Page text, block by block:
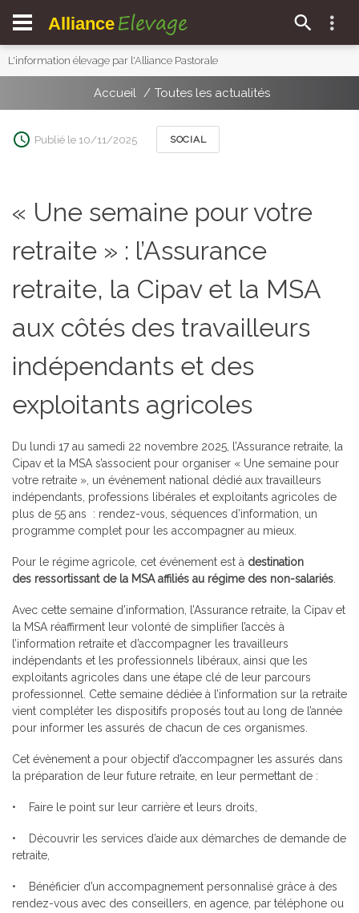
Alliance Elevage
L'information élevage par l'Alliance Pastorale
Accueil Toutes les actualités
Publié le 10/11/2025 SOCIAL
« Une semaine pour votre
retraite » : l’Assurance
retraite, la Cipav et la MSA
aux côtés des travailleurs
indépendants et des
exploitants agricoles
Du lundi 17 au samedi 22 novembre 2025, l’Assurance retraite, la
Cipav et la MSA s’associent pour organiser « Une semaine pour
votre retraite », un événement national dédié aux travailleurs
indépendants, professions libérales et exploitants agricoles de
plus de 55 ans : rendez-vous, séquences d’information, un
programme complet pour les accompagner au mieux.
Pour le régime agricole, cet événement est à destination
des ressortissant de la MSA affiliés au régime des non-salariés
Avec cette semaine d’information, l’Assurance retraite, la Cipav et
la MSA réaffirment leur volonté de simplifier l’accès à
l’information retraite et d’accompagner les travailleurs
indépendants et les professionnels libéraux, ainsi que les
exploitants agricoles dans une étape clé de leur parcours
professionnel. Cette semaine dédiée à l’information sur la retraite
vient compléter les dispositifs proposés tout au long de l’année
pour informer les assurés de chacun de ces organismes.
Cet évènement a pour objectif d’accompagner les assurés dans
la préparation de leur future retraite, en leur permettant de :
• Faire le point sur leur carrière et leurs droits,
• Découvrir les services d’aide aux démarches de demande de
retraite,
• Bénéficier d’un accompagnement personnalisé grâce à des
rendez-vous avec des conseillers, en agence, par téléphone ou